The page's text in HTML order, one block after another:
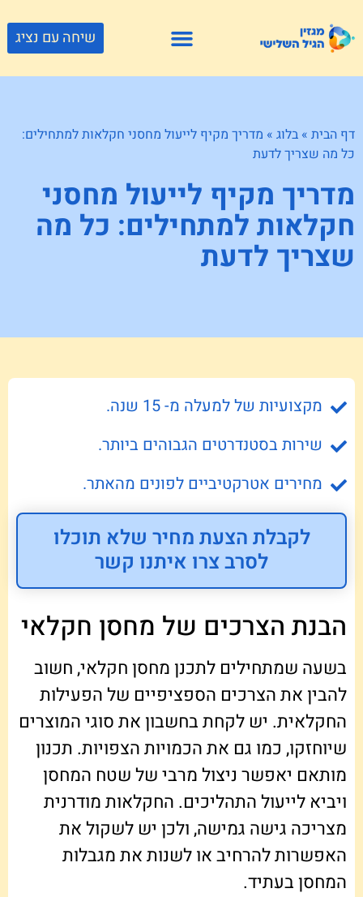
שיחה עם נציג
דף הבית » בלוג » מדריך מקיף לייעול מחסני חקלאות למתחילים:
כל מה שצריך לדעת
מדריך מקיף לייעול מחסני
חקלאות למתחילים: כל מה
שצריך לדעת
מקצועיות של למעלה מ- 15 שנה.
שירות בסטנדרטים הגבוהים ביותר.
מחירים אטרקטיביים לפונים מהאתר.
לקבלת הצעת מחיר שלא תוכלו
לסרב צרו איתנו קשר
הבנת הצרכים של מחסן חקלאי
בשעה שמתחילים לתכנן מחסן חקלאי, חשוב
להבין את הצרכים הספציפיים של הפעילות
החקלאית. יש לקחת בחשבון את סוגי המוצרים
שיוחזקו, כמו גם את הכמויות הצפויות. תכנון
מותאם יאפשר ניצול מרבי של שטח המחסן
ויביא לייעול התהליכים. החקלאות מודרנית
מצריכה גישה גמישה, ולכן יש לשקול את
האפשרות להרחיב או לשנות את מגבלות
המחסן בעתיד.